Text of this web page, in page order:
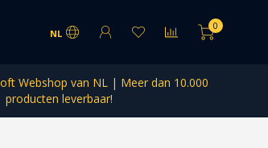
NL
0
Webshop van NL | Meer dan 10.000
producten leverbaar!